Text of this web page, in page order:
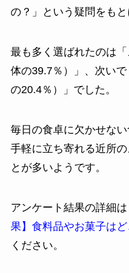
の？」という疑問をもと
最も多く選ばれたのは
体の39.7％）」、次い
の20.4％）」でした。
毎日の食卓に欠かせな
手軽に立ち寄れる近所
とが多いようです。
アンケート結果の詳細は
果】食料品やお菓子は
ください。